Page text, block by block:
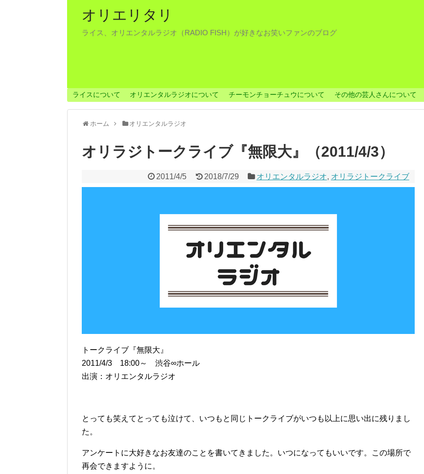
オリエリタリ
ライス、オリエンタルラジオ（RADIO FISH）が好きなお笑いファンのブログ
ライスについて オリエンタルラジオについて チーモンチョーチュウについて その他の芸人さんについて
ホーム オリエンタルラジオ
オリラジトークライブ『無限大』（2011/4/3）
2011/4/5 2018/7/29 オリエンタルラジオ, オリラジトークライブ
トークライブ『無限大』
2011/4/3 18:00～ 渋谷∞ホール
出演：オリエンタルラジオ
とっても笑えてとっても泣けて、いつもと同じトークライブがいつも以上に思い出に残りまし
た。
アンケートに大好きなお友達のことを書いてきました。いつになってもいいです。この場所で
再会できますように。